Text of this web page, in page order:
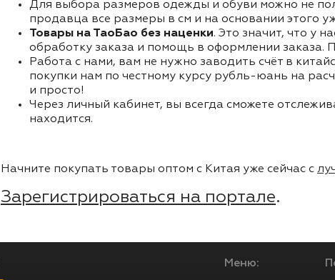
Для выбора размеров одежды и обуви можно не
продавца все размеры в см и на основании этого
Товары на ТаоБао без наценки. Это значит, что у
обработку заказа и помощь в оформлении заказа.
Работа с нами, вам не нужно заводить счёт в
покупки нам по честному курсу рубль-юань на
и просто!
Через личный кабинет, вы всегда сможете
находится.
Начните покупать товары оптом с Китая уже сейчас с
Зарегистрироваться на портале.
Меню: